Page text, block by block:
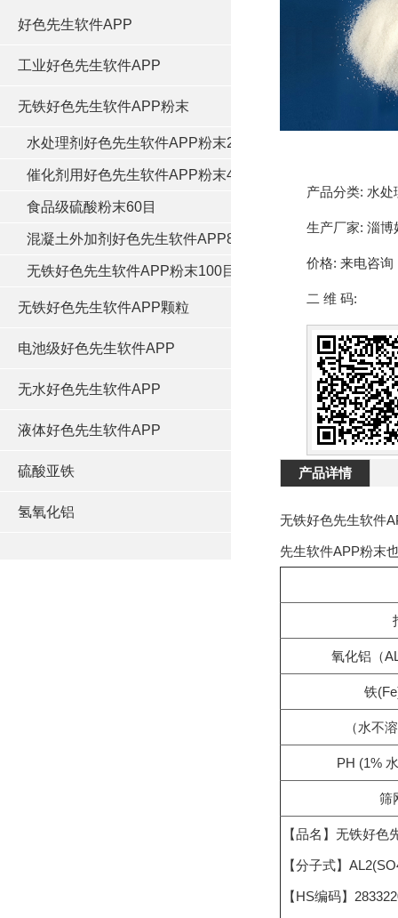
好色先生软件APP
工业好色先生软件APP
无铁好色先生软件APP粉末
水处理剂好色先生软件APP粉末20目
催化剂用好色先生软件APP粉末40目
食品级硫酸粉末60目
混凝土外加剂好色先生软件APP80目
无铁好色先生软件APP粉末100目
无铁好色先生软件APP颗粒
电池级好色先生软件APP
无水好色先生软件APP
液体好色先生软件APP
硫酸亚铁
氢氧化铝
产品分类: 水处
生产厂家: 淄博
价格: 来电咨询
二 维 码:
产品详情
无铁好色先生软件
先生软件APP粉末也
氧化铝（
铁
（水不
PH (1%
筛
【品名】无铁好
【分子式】
【HS编码】